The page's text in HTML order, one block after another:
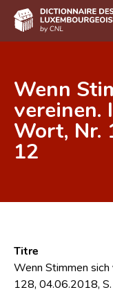
DE FR
Accueil
Auteur(e)s A-Z
Équipe
Wenn
vereinen.
Wort, Nr.
12
Titre
Wenn Stimmen sich
128, 04.06.2018,